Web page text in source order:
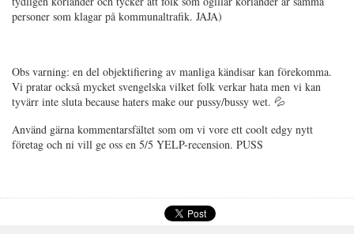
personer som klagar på kommunaltrafik. JAJA)
Obs varning: en del objektifiering av manliga kändisar kan förekomma.
Vi pratar också mycket svengelska vilket folk verkar hata men vi kan
tyvärr inte sluta because haters make our pussy/bussy wet. 💦
Använd gärna kommentarsfältet som om vi vore ett coolt edgy nytt
företag och ni vill ge oss en 5/5 YELP-recension. PUSS